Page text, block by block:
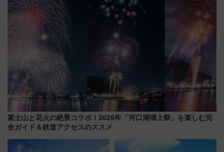
富士山と花火の絶景コラボ！2026年「河口湖湖上祭」を楽しむ完
全ガイド＆鉄道アクセスのススメ